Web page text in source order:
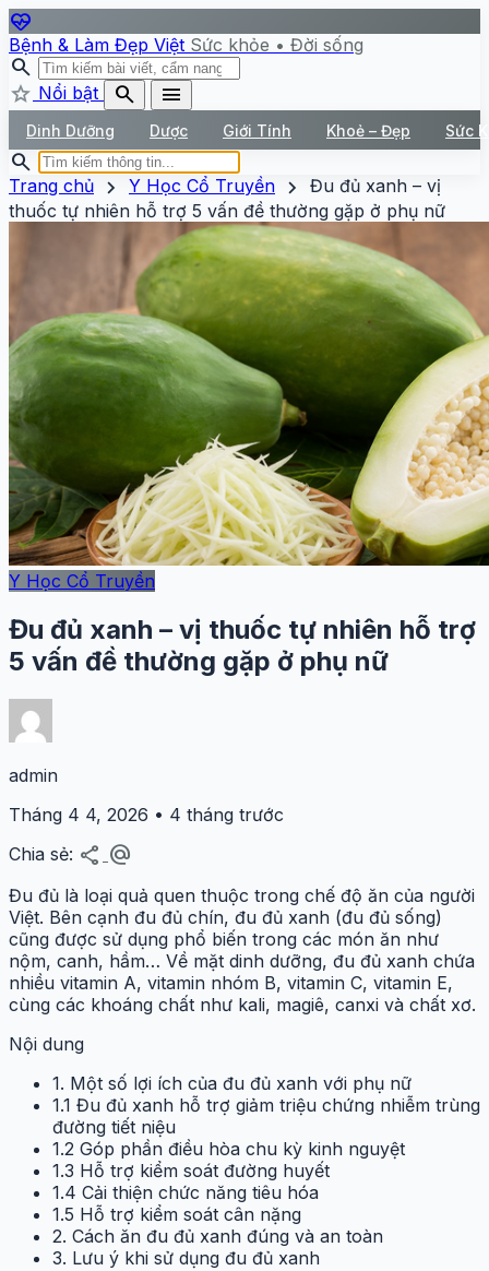
ecg_heart
Bệnh & Làm Đẹp Việt Sức khỏe • Đời sống
search
star Nổi bật search menu
Dinh Dưỡng Dược Giới Tính Khoẻ – Đẹp Sức
search
Trang chủ chevron_right Y Học Cổ Truyền chevron_right
Đu đủ xanh – vị
thuốc tự nhiên hỗ trợ 5 vấn đề thường gặp ở phụ nữ
Y Học Cổ Truyền
Đu đủ xanh – vị thuốc tự nhiên hỗ trợ
5 vấn đề thường gặp ở phụ nữ
admin
Tháng 4 4, 2026 • 4 tháng trước
Chia sẻ: share alternate_email
Đu đủ là loại quả quen thuộc trong chế độ ăn của người
Việt. Bên cạnh đu đủ chín, đu đủ xanh (đu đủ sống)
cũng được sử dụng phổ biến trong các món ăn như
nộm, canh, hầm… Về mặt dinh dưỡng, đu đủ xanh chứa
nhiều vitamin A, vitamin nhóm B, vitamin C, vitamin E,
cùng các khoáng chất như kali, magiê, canxi và chất xơ.
Nội dung
1. Một số lợi ích của đu đủ xanh với phụ nữ
1.1 Đu đủ xanh hỗ trợ giảm triệu chứng nhiễm trùng
đường tiết niệu
1.2 Góp phần điều hòa chu kỳ kinh nguyệt
1.3 Hỗ trợ kiểm soát đường huyết
1.4 Cải thiện chức năng tiêu hóa
1.5 Hỗ trợ kiểm soát cân nặng
2. Cách ăn đu đủ xanh đúng và an toàn
3. Lưu ý khi sử dụng đu đủ xanh